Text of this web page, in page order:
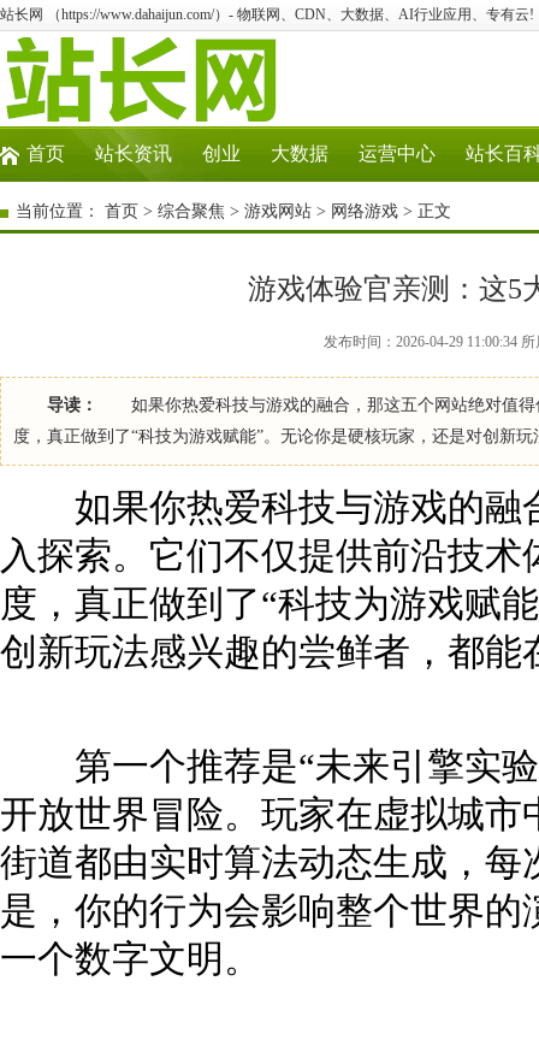
站长网 （https://www.dahaijun.com/）- 物联网、CDN、大数据、AI行业应用、专有云!
首页 站长资讯 创业 大数据 运营中心 站长百
当前位置： 首页 > 综合聚焦 > 游戏网站 > 网络游戏 > 正文
游戏体验官亲测：这5
发布时间：2026-04-29 11:00:34
导读：
如果你热爱科技与游戏的融合，那这五个网站绝对值得
度，真正做到了“科技为游戏赋能”。无论你是硬核玩家，还是对创新
如果你热爱科技与游戏的融
入探索。它们不仅提供前沿技
度，真正做到了“科技为游戏赋
创新玩法感兴趣的尝鲜者，都
第一个推荐是“未来引擎实验
开放世界冒险。玩家在虚拟城
街道都由实时算法动态生成，
是，你的行为会影响整个世界
一个数字文明。